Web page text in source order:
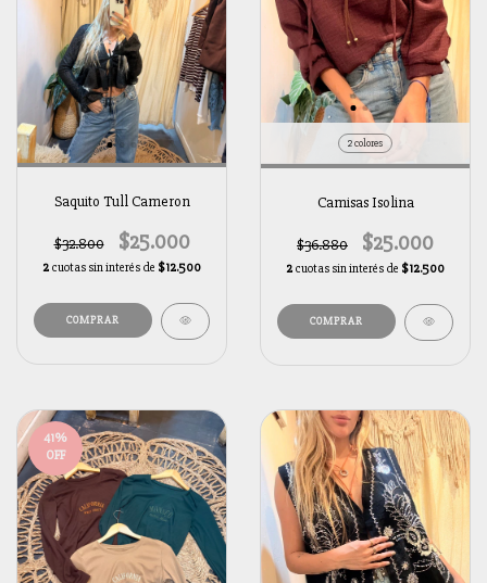
Saquito Tull Cameron
$32.800 $25.000
2 cuotas sin interés de $12.500
2 colores
Camisas Isolina
$36.880 $25.000
2 cuotas sin interés de $12.500
COMPRAR
41%
OFF